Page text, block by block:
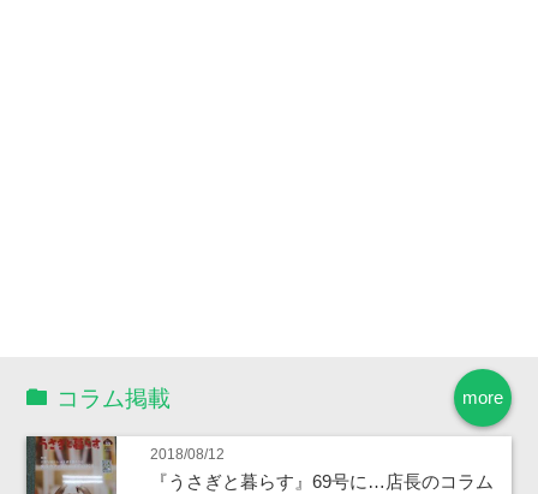
more
コラム掲載
2018/08/12
『うさぎと暮らす』69号に…店長のコラム